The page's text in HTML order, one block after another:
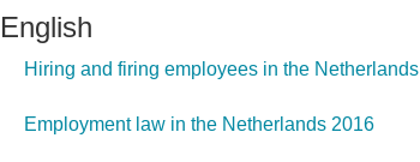
English
Hiring and firing employees in the Netherlands
Employment law in the Netherlands 2016